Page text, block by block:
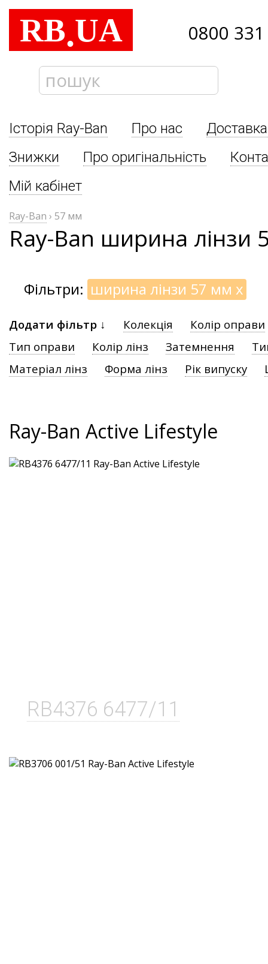
RB.UA 0800
Історія Ray-Ban Про нас
Знижки
Про оригінальність
Мій кабінет
Ray-Ban › 57 мм
Ray-Ban ширина лінзи
Фільтри: ширина лінзи 57 мм x
Додати фільтр ↓ Колекція
Колір оправи
Тип оправи
Колір лінз Затемнення
Матеріал лінз
Форма лінз Рік випуску
Ray-Ban Active Lifestyle
RB4376 6477/11